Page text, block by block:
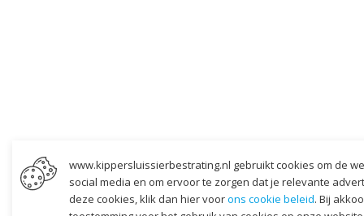
www.kippersluissierbestrating.nl gebruikt cookies om de
social media en om ervoor te zorgen dat je relevante
deze cookies, klik dan hier voorons cookie beleid. Bij